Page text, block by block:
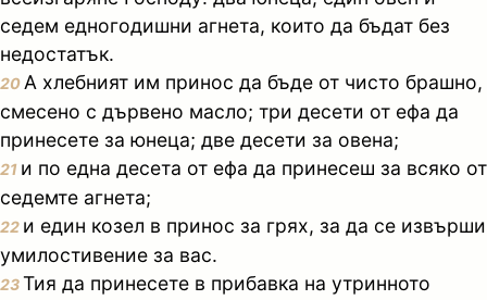
седем едногодишни агнета, които да бъдат без
недостатък.
20 А хлебният им принос да бъде от чисто брашно,
смесено с дървено масло; три десети от ефа да
принесете за юнеца; две десети за овена;
21 и по една десета от ефа да принесеш за всяко от
седемте агнета;
22 и един козел в принос за грях, за да се извърши
умилостивение за вас.
23Тия да принесете в прибавка на утринното